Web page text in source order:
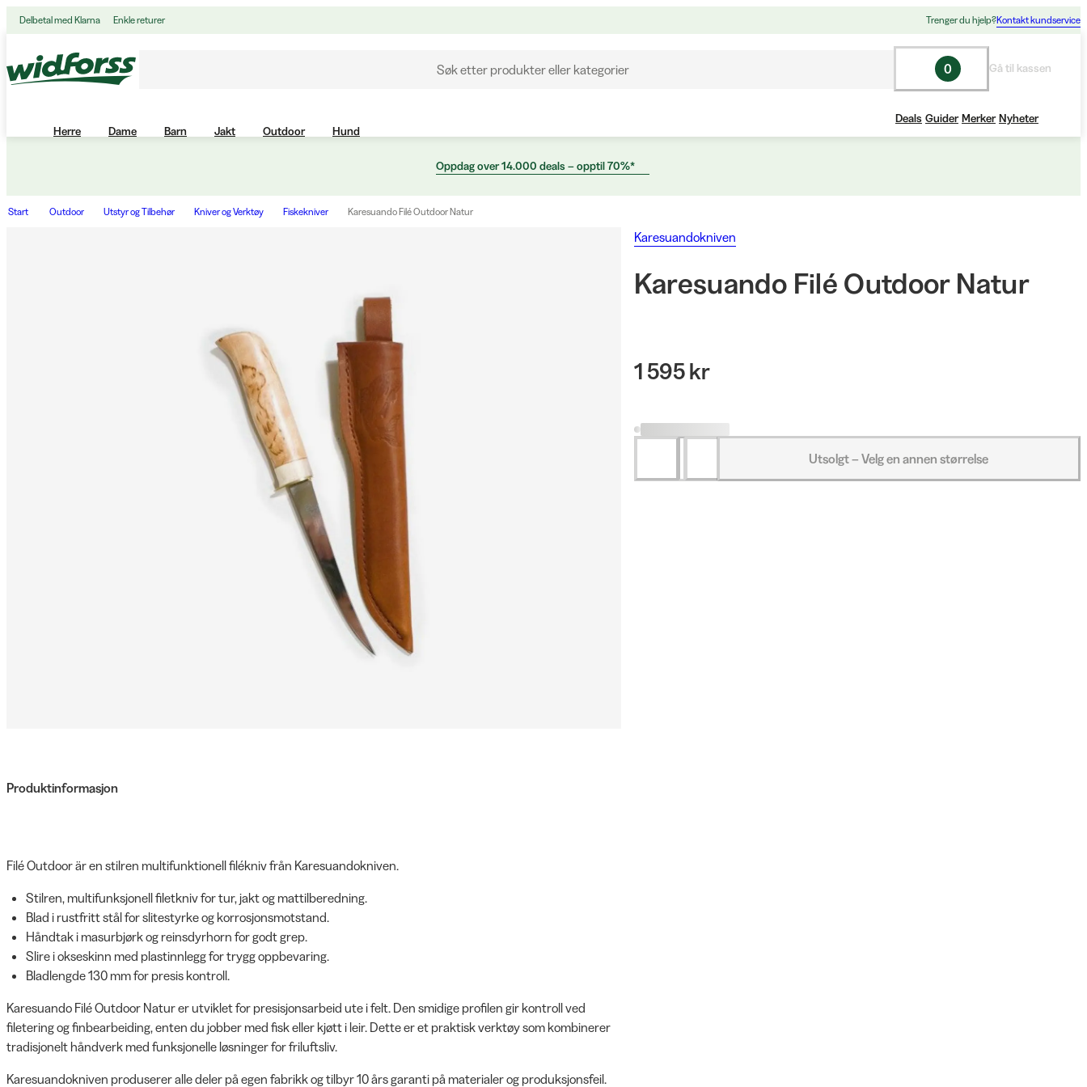
Delbetal med Klarna Enkle returer Trenger du hjelp?Kontakt kundservice
Søk etter produkter eller kategorier 0 Gå til kassen
Herre Dame Barn Jakt Outdoor Hund
Deals Guider Merker Nyheter
Oppdag over 14.000 deals – opptil 70%*
Start Outdoor Utstyr og Tilbehør Kniver og Verktøy Fiskekniver Karesuando Filé Outdoor Natur
Produktinformasjon
Filé Outdoor är en stilren multifunktionell filékniv från Karesuandokniven.
Stilren, multifunksjonell filetkniv for tur, jakt og mattilberedning.
Blad i rustfritt stål for slitestyrke og korrosjonsmotstand.
Håndtak i masurbjørk og reinsdyrhorn for godt grep.
Slire i okseskinn med plastinnlegg for trygg oppbevaring.
Bladlengde 130 mm for presis kontroll.
Karesuando Filé Outdoor Natur er utviklet for presisjonsarbeid ute i felt. Den smidige profilen gir kontroll ved
filetering og finbearbeiding, enten du jobber med fisk eller kjøtt i leir. Dette er et praktisk verktøy som kombinerer
tradisjonelt håndverk med funksjonelle løsninger for friluftsliv.
Karesuandokniven produserer alle deler på egen fabrikk og tilbyr 10 års garanti på materialer og produksjonsfeil.
Karesuandokniven
Karesuando Filé Outdoor Natur
1 595 kr
Utsolgt – Velg en annen størrelse